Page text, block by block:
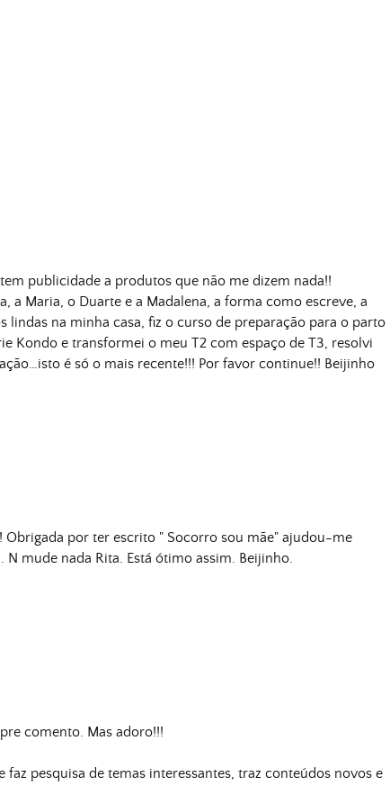
publicidade a produtos que não me dizem nada!!
a Maria, o Duarte e a Madalena, a forma como escreve, a
lindas na minha casa, fiz o curso de preparação para o parto
Kondo e transformei o meu T2 com espaço de T3, resolvi
é só o mais recente!!! Por favor continue!! Beijinho
Obrigada por ter escrito " Socorro sou mãe" ajudou-me
mude nada Rita. Está ótimo assim. Beijinho.
comento. Mas adoro!!!
pesquisa de temas interessantes, traz conteúdos novos e